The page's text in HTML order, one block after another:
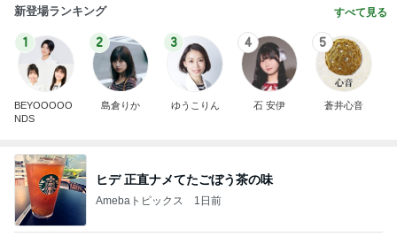
新登場ランキング すべて見る
1
BEYOOOOO
NDS
2
島倉りか
3
ゆうこりん
4
石 安伊
5
蒼井心音
ヒデ 正直ナメてたごぼう茶の味
Amebaトピックス 1日前